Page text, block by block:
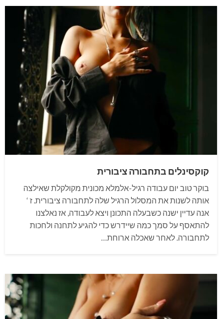
קוקסינלים בתחבורה ציבורית
בוקר טוב יום עבודה רגיל-אלמלא מכונית מקולקלת שאילצה
אותה לשנות את המסלול הרגיל שלה לתחבורה ציבורית. ז ‘
אנה עדיין ישנה כשבעלה התכונן ויצא לעבודה, אז נאלצנו
להתאסף על סמך כמה שיידרש כדי להגיע לתחנה ולחכות
לתחבורה. לאחר שאכלה ארוחת…